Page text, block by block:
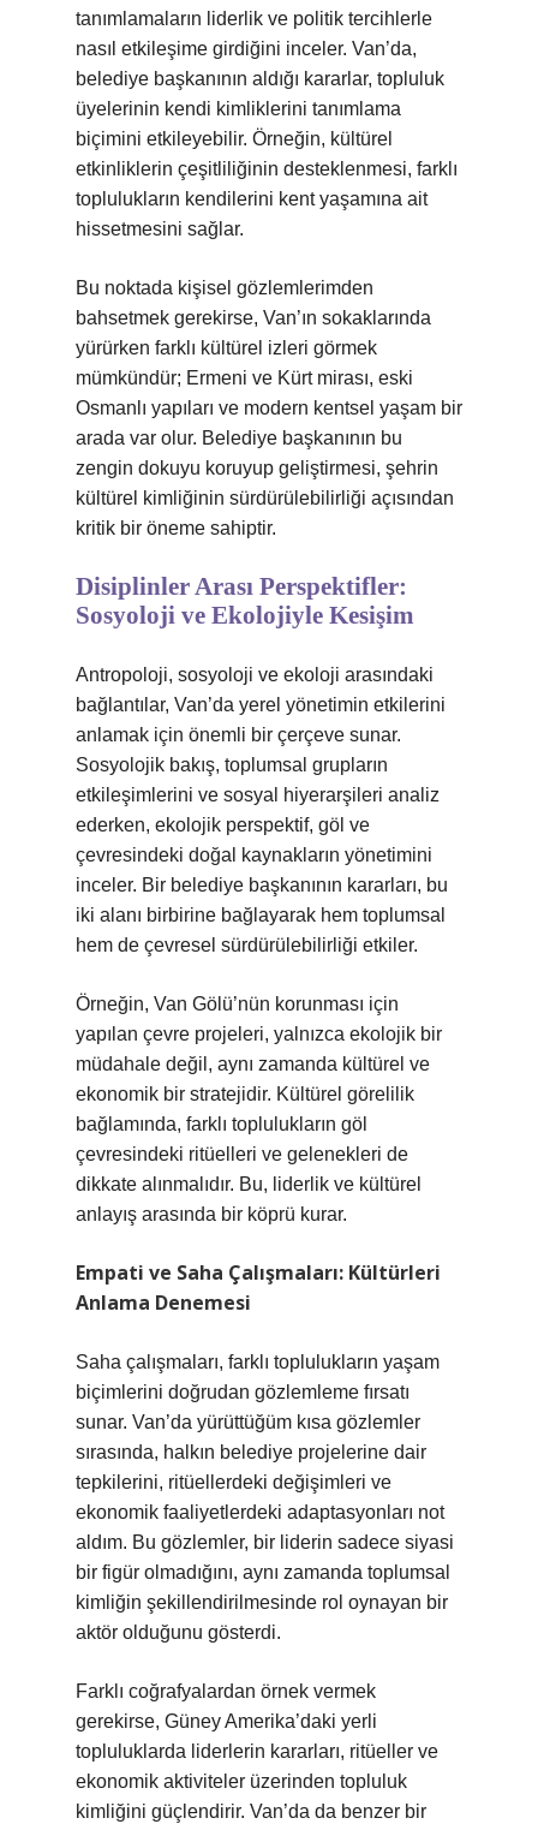
tanımlamaların liderlik ve politik tercihlerle
nasıl etkileşime girdiğini inceler. Van’da,
belediye başkanının aldığı kararlar, topluluk
üyelerinin kendi kimliklerini tanımlama
biçimini etkileyebilir. Örneğin, kültürel
etkinliklerin çeşitliliğinin desteklenmesi, farklı
toplulukların kendilerini kent yaşamına ait
hissetmesini sağlar.
Bu noktada kişisel gözlemlerimden
bahsetmek gerekirse, Van’ın sokaklarında
yürürken farklı kültürel izleri görmek
mümkündür; Ermeni ve Kürt mirası, eski
Osmanlı yapıları ve modern kentsel yaşam bir
arada var olur. Belediye başkanının bu
zengin dokuyu koruyup geliştirmesi, şehrin
kültürel kimliğinin sürdürülebilirliği açısından
kritik bir öneme sahiptir.
Disiplinler Arası Perspektifler:
Sosyoloji ve Ekolojiyle Kesişim
Antropoloji, sosyoloji ve ekoloji arasındaki
bağlantılar, Van’da yerel yönetimin etkilerini
anlamak için önemli bir çerçeve sunar.
Sosyolojik bakış, toplumsal grupların
etkileşimlerini ve sosyal hiyerarşileri analiz
ederken, ekolojik perspektif, göl ve
çevresindeki doğal kaynakların yönetimini
inceler. Bir belediye başkanının kararları, bu
iki alanı birbirine bağlayarak hem toplumsal
hem de çevresel sürdürülebilirliği etkiler.
Örneğin, Van Gölü’nün korunması için
yapılan çevre projeleri, yalnızca ekolojik bir
müdahale değil, aynı zamanda kültürel ve
ekonomik bir stratejidir. Kültürel görelilik
bağlamında, farklı toplulukların göl
çevresindeki ritüelleri ve gelenekleri de
dikkate alınmalıdır. Bu, liderlik ve kültürel
anlayış arasında bir köprü kurar.
Empati ve Saha Çalışmaları: Kültürleri
Anlama Denemesi
Saha çalışmaları, farklı toplulukların yaşam
biçimlerini doğrudan gözlemleme fırsatı
sunar. Van’da yürüttüğüm kısa gözlemler
sırasında, halkın belediye projelerine dair
tepkilerini, ritüellerdeki değişimleri ve
ekonomik faaliyetlerdeki adaptasyonları not
aldım. Bu gözlemler, bir liderin sadece siyasi
bir figür olmadığını, aynı zamanda toplumsal
kimliğin şekillendirilmesinde rol oynayan bir
aktör olduğunu gösterdi.
Farklı coğrafyalardan örnek vermek
gerekirse, Güney Amerika’daki yerli
topluluklarda liderlerin kararları, ritüeller ve
ekonomik aktiviteler üzerinden topluluk
kimliğini güçlendirir. Van’da da benzer bir